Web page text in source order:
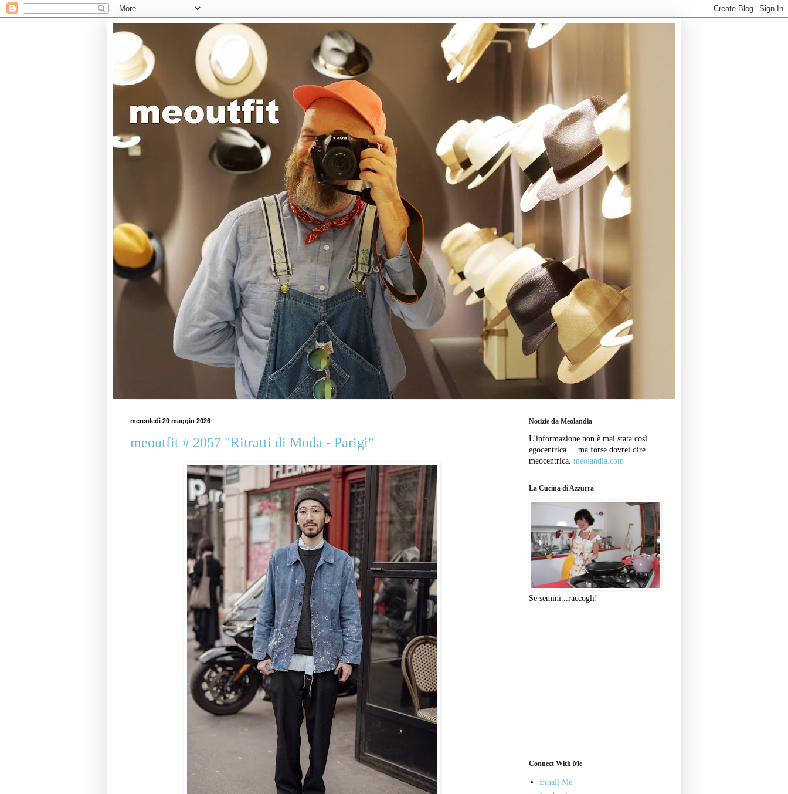
mercoledì 20 maggio 2026
meoutfit # 2057 "Ritratti di Moda - Parigi"
Notizie da Meolandia
L'informazione non è mai stata così
egocentrica.... ma forse dovrei dire
meocentrica. meolandia.com
La Cucina di Azzurra
Se semini...raccogli!
Connect With Me
Email Me